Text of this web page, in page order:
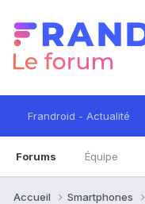
Frandroid - Actualité
Forums Équipe
Accueil Smartphones